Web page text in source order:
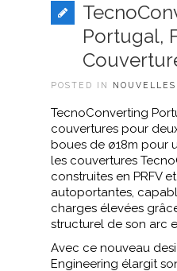
Portugal,
POSTED IN NOUVELLES
TecnoConverting
couvertures pour
boues de ø18m pour
les couvertures
construites en PRFV
autoportantes,
charges élevées
structurel de son arc
Avec ce nouveau
Engineering élargit